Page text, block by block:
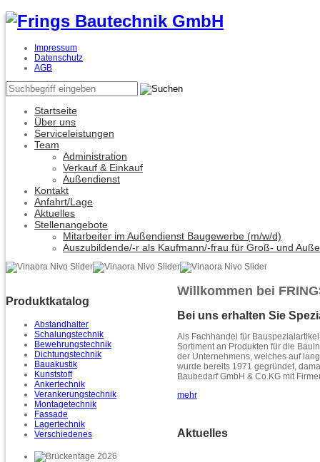
Impressum
Datenschutz
AGB
Startseite
Über uns
Serviceleistungen
Team
Administration
Verkauf & Einkauf
Außendienst
Kontakt
Anfahrt/Lage
Aktuelles
Stellenangebote
Mitarbeiter im Außendienst Baugewerbe (m/w/d)
Auszubildende/-r als Kaufmann/-frau für Groß- und
Produktkatalog
Abstandhalter
Schalungstechnik
Bewehrungstechnik
Dichtungstechnik
Bauakustik
Kunststoff
Ankertechnik
Verankerungstechnik
Montagetechnik
Fassade
Lagertechnik
Verschiedenes
Willkommen bei
Bei uns erhalten Sie
Als Fachhandel für
Sortiment an Produkten für die
der Unternehmens, welches auf
wurde bereits 1971 gegründet,
Baubedarf GmbH & Co.KG mit
mehr
Aktuelles